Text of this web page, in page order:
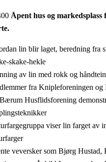
Åpent hus og markedsplass
lin blir laget, beredning fra
skake-hekle
av lin med rokk og håndtein
fra Knipleforeningen
Husflidsforening
viser lin farget av
veversker som Bjørg Hustad,